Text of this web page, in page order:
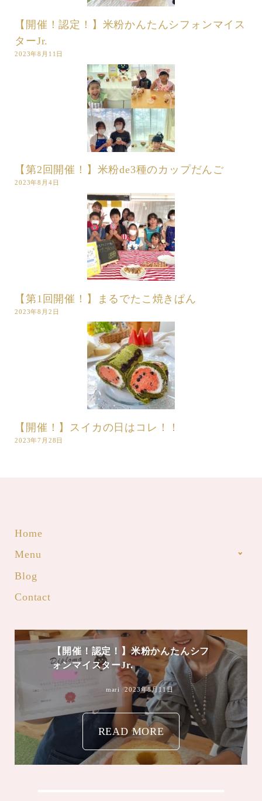
【開催！認定！】米粉かんたんシフォンマイス
ターJr.
2023年8月11日
【第2回開催！】米粉de3種のカップだんご
2023年8月4日
【第1回開催！】まるでたこ焼きぱん
2023年8月2日
【開催！】スイカの日はコレ！！
2023年7月28日
Home
Menu
Blog
Contact
【開催！認定！】米粉かんたんシフ
ォンマイスターJr.
mari 2023年8月11日
READ MORE